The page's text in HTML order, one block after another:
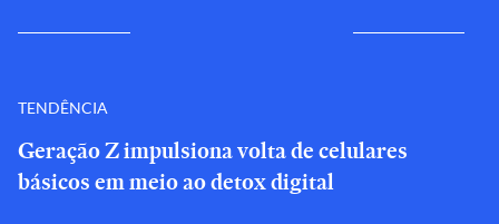
TENDÊNCIA
Geração Z impulsiona volta de celulares
básicos em meio ao detox digital